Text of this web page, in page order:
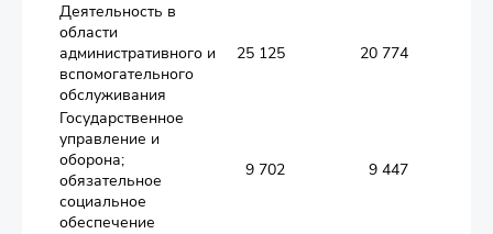
Деятельность в
области
административного и
вспомогательного
обслуживания
25 125 20 774
Государственное
управление и
оборона;
обязательное
социальное
обеспечение
9 702 9 447